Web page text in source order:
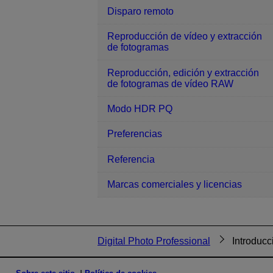
Disparo remoto
Reproducción de vídeo y extracción
de fotogramas
Reproducción, edición y extracción
de fotogramas de vídeo RAW
Modo HDR PQ
Preferencias
Referencia
Marcas comerciales y licencias
Digital Photo Professional